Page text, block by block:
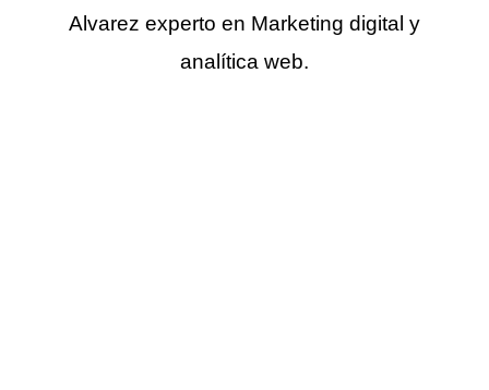
Alvarez experto en Marketing digital y
analítica web.